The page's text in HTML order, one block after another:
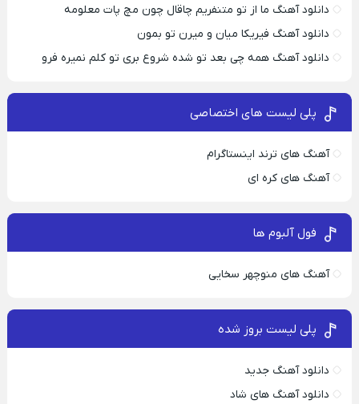
دانلود آهنگ ما از تو متنفریم چاقال چون مچ پات معلومه
دانلود آهنگ فیریکا میان و میرن تو بمون
دانلود آهنگ همه چی بعد تو شده شروع بری تو کلم نمیره فرو
پلی لیست های اختصاصی
آهنگ های ترند اینستاگرام
آهنگ های کره ای
فول آلبوم ها
آهنگ های منوچهر سخایی
پلی لیست بروز شده
دانلود آهنگ جدید
دانلود آهنگ های شاد